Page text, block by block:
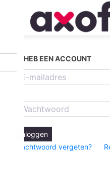
IK HEB EEN ACCOUNT
Inloggen
Wachtwoord vergeten?